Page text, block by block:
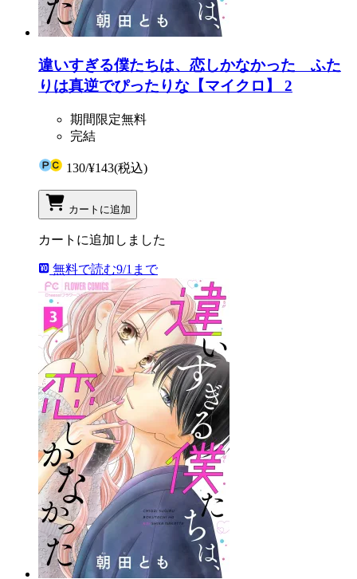
違いすぎる僕たちは、恋しかなかった ふた
りは真逆でぴったりな【マイクロ】 2
期間限定無料
完結
130/¥143(税込)
カートに追加
カートに追加しました
無料で読む9/1まで